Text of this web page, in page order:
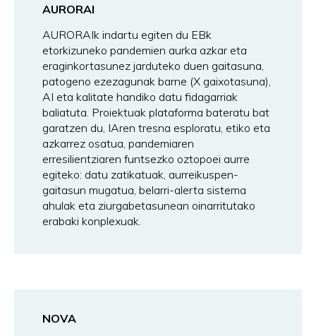
AURORAI
AURORAIk indartu egiten du EBk
etorkizuneko pandemien aurka azkar eta
eraginkortasunez jarduteko duen gaitasuna,
patogeno ezezagunak barne (X gaixotasuna),
AI eta kalitate handiko datu fidagarriak
baliatuta. Proiektuak plataforma bateratu bat
garatzen du, IAren tresna esploratu, etiko eta
azkarrez osatua, pandemiaren
erresilientziaren funtsezko oztopoei aurre
egiteko: datu zatikatuak, aurreikuspen-
gaitasun mugatua, belarri-alerta sistema
ahulak eta ziurgabetasunean oinarritutako
erabaki konplexuak.
NOVA